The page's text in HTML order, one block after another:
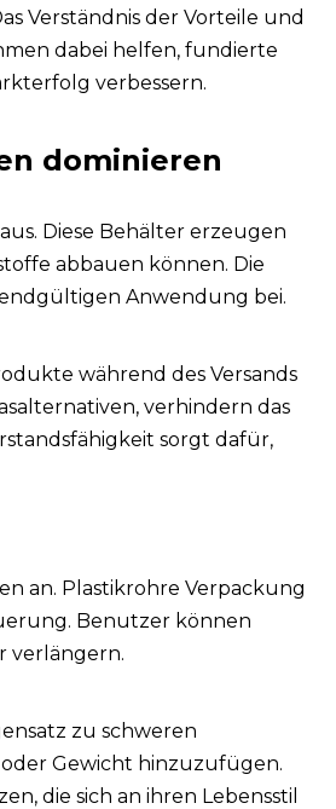
Verständnis der Vorteile und
dabei helfen, fundierte
verbessern.
dominieren
Diese Behälter erzeugen
abbauen können. Die
Anwendung bei.
während des Versands
verhindern das
sorgt dafür,
an. Plastikrohre Verpackung
Benutzer können
verlängern.
zu schweren
Gewicht hinzuzufügen.
die sich an ihren Lebensstil